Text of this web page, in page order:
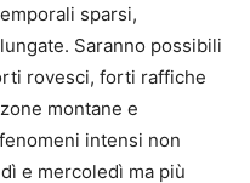
sparsi,
Saranno possibili
rovesci, forti raffiche
montane e
intensi non
e mercoledì ma più